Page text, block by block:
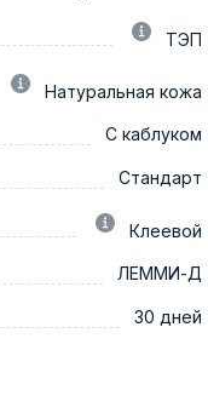
ТЭП
Натуральная кожа
С каблуком
Стандарт
Клеевой
ЛЕММИ-Д
30 дней